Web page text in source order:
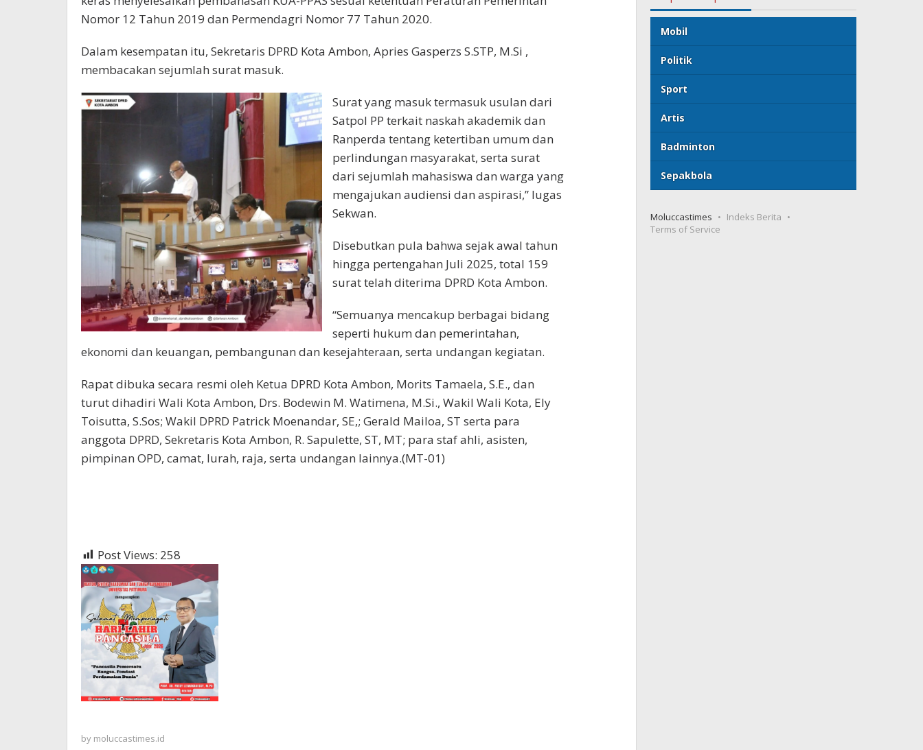
Nomor 12 Tahun 2019 dan Permendagri Nomor 77 Tahun 2020.
Dalam kesempatan itu, Sekretaris DPRD Kota Ambon, Apries Gasperzs S.STP, M.Si ,
membacakan sejumlah surat masuk.
Surat yang masuk termasuk usulan dari
Satpol PP terkait naskah akademik dan
Ranperda tentang ketertiban umum dan
perlindungan masyarakat, serta surat
dari sejumlah mahasiswa dan warga yang
mengajukan audiensi dan aspirasi,” lugas
Sekwan.
Disebutkan pula bahwa sejak awal tahun
hingga pertengahan Juli 2025, total 159
surat telah diterima DPRD Kota Ambon.
“Semuanya mencakup berbagai bidang
seperti hukum dan pemerintahan,
ekonomi dan keuangan, pembangunan dan kesejahteraan, serta undangan kegiatan.
Rapat dibuka secara resmi oleh Ketua DPRD Kota Ambon, Morits Tamaela, S.E., dan
turut dihadiri Wali Kota Ambon, Drs. Bodewin M. Watimena, M.Si., Wakil Wali Kota, Ely
Toisutta, S.Sos; Wakil DPRD Patrick Moenandar, SE,; Gerald Mailoa, ST serta para
anggota DPRD, Sekretaris Kota Ambon, R. Sapulette, ST, MT; para staf ahli, asisten,
pimpinan OPD, camat, lurah, raja, serta undangan lainnya.(MT-01)
Post Views: 258
by moluccastimes.id
Mobil
Politik
Sport
Artis
Badminton
Sepakbola
Moluccastimes
Indeks Berita
Terms of Service